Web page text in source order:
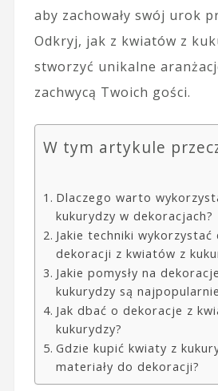
aby zachowały swój urok
Odkryj, jak z kwiatów z
stworzyć unikalne
zachwycą Twoich gości.
W tym artykule
Dlaczego warto
kukurydzy w dekoracjach?
Jakie techniki
dekoracji z kwiatów z
Jakie pomysły na
kukurydzy są
Jak dbać o dekoracje z
kukurydzy?
Gdzie kupić kwiaty z
materiały do dekoracji?